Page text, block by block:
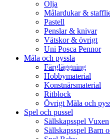
Olja
Målardukar &
Pastell
Penslar & knivar
Vätskor & övrigt
Uni Posca Pennor
Måla och pyssla
Färgläggning
Hobbymaterial
Konstnärsmaterial
Ritblock
Övrigt Måla och
Spel och pussel
Sällskapsspel Vuxen
Sällskapsspel Barn